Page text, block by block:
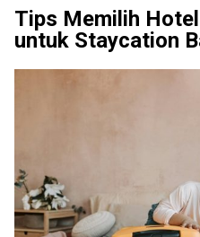
Tips Memilih
untuk Staycation